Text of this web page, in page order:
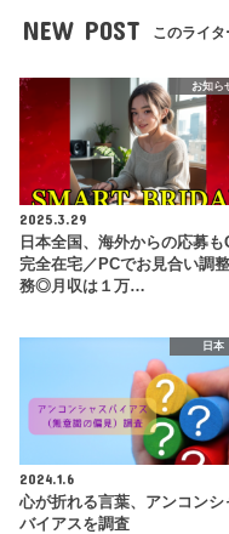
NEW POST このライ
お知ら
2025.3.29
日本全国、海外からの応募も
完全在宅／PCでお見合い調
務◎月収は１万…
日本
2024.1.6
心が折れる言葉、アンコンシ
バイアスを調査